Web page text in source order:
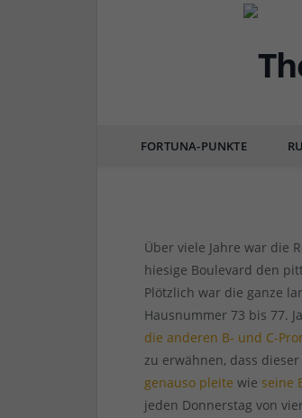
FORTUNA-PUNKTE
DÜSSEL-HISTÖRCHEN
Über viele Jahre war die
hiesige Boulevard den
Plötzlich war die ganze
Hausnummer 73 bis 77.
die anderen B- und C-
zu erwähnen, dass
genauso pleite wie seine
jeden Donnerstag von